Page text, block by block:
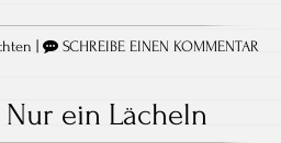
SCHREIBE EINEN KOMMENTAR
Nur ein Lächeln